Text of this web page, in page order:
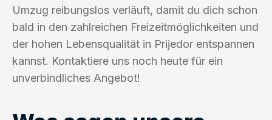
Umzug reibungslos verläuft, damit du dich schon
bald in den zahlreichen Freizeitmöglichkeiten und
der hohen Lebensqualität in Prijedor entspannen
kannst. Kontaktiere uns noch heute für ein
unverbindliches Angebot!